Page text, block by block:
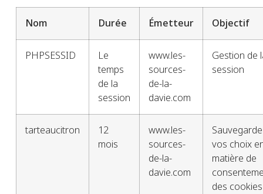
Nom Durée Émetteur Objectif
PHPSESSID
Le
temps
de la
session
www.les-
sources-
de-la-
davie.com
Gestion de
session
tarteaucitron
12
mois
www.les-
sources-
de-la-
davie.com
Sauvegarde
vos choix
matière de
des cookies